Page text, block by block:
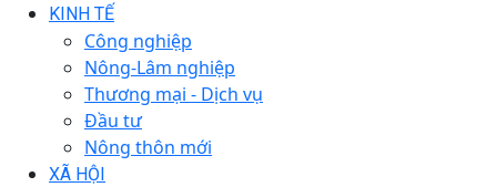
KINH TẾ
Công nghiệp
Nông-Lâm nghiệp
Thương mại - Dịch vụ
Đầu tư
Nông thôn mới
XÃ HỘI